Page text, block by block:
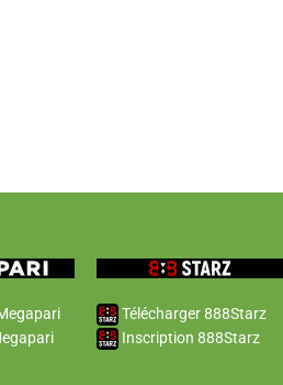
Télécharger 888Starz
Inscription 888Starz